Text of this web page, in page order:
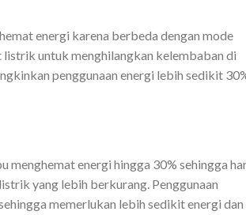
energi karena berbeda dengan mode
untuk menghilangkan kelembaban di
penggunaan energi lebih sedikit
menghemat energi hingga 30% sehingga
yang lebih berkurang. Penggunaan
memerlukan lebih sedikit energi dan